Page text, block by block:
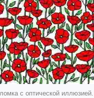
с оптической